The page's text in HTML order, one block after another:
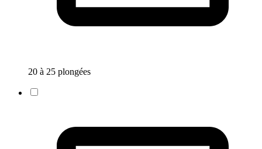
20 à 25 plongées